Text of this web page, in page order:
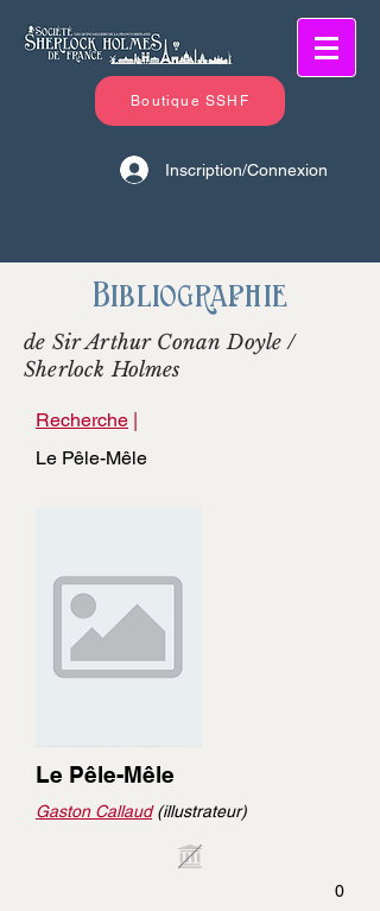
Boutique SSHF
Inscription/Connexion
Bibliographie
de Sir Arthur Conan Doyle /
Sherlock Holmes
Recherche |
Le Pêle-Mêle
Le Pêle-Mêle
Gaston Callaud(illustrateur)
0